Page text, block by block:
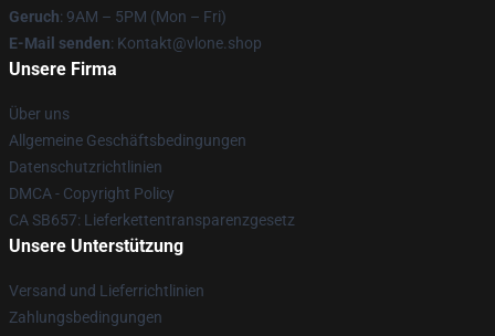
Geruch: 9AM – 5PM (Mon – Fri)
E-Mail senden: Kontakt@vlone.shop
Unsere Firma
Über uns
Allgemeine Geschäftsbedingungen
Datenschutzrichtlinien
DMCA - Copyright Policy
CA SB657: Lieferkettentransparenzgesetz
Unsere Unterstützung
Versand und Lieferrichtlinien
Zahlungsbedingungen